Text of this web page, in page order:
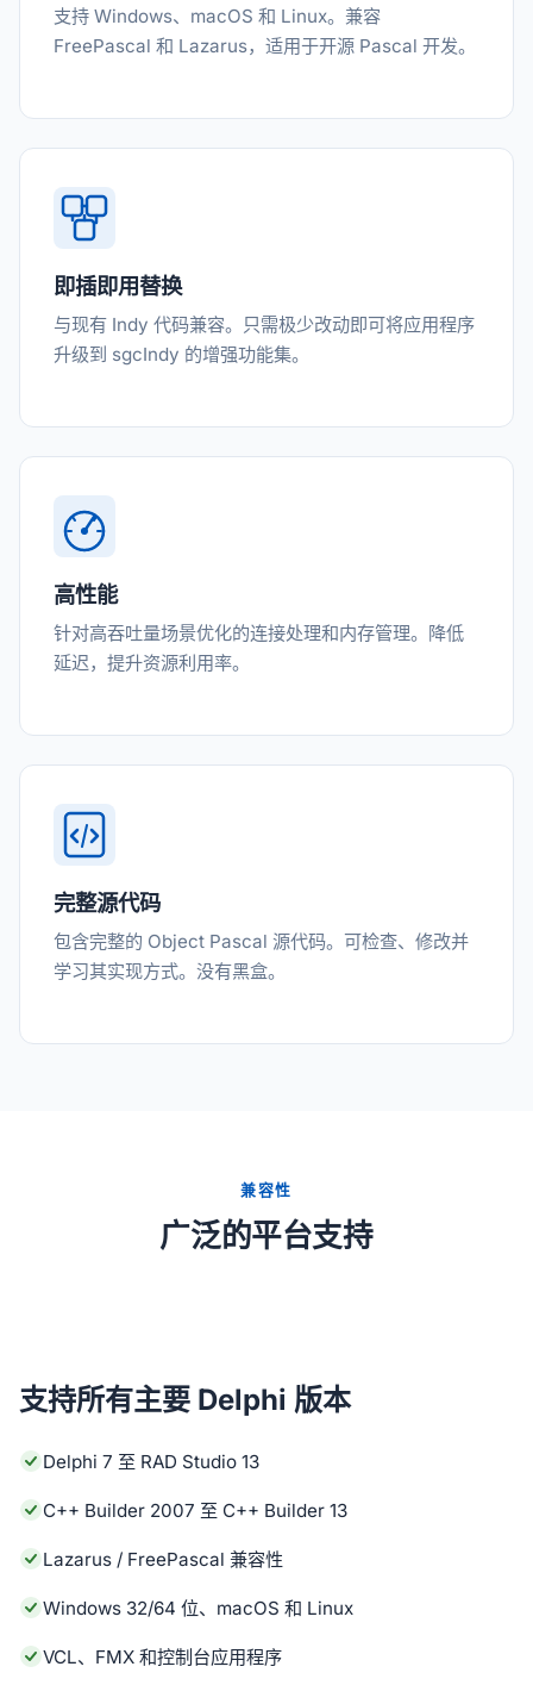
支持 Windows、macOS 和 Linux。兼容
FreePascal 和 Lazarus，适用于开源 Pascal 开发。
即插即用替换
与现有 Indy 代码兼容。只需极少改动即可将应用程序
升级到 sgcIndy 的增强功能集。
高性能
针对高吞吐量场景优化的连接处理和内存管理。降低
延迟，提升资源利用率。
完整源代码
包含完整的 Object Pascal 源代码。可检查、修改并
学习其实现方式。没有黑盒。
兼容性
广泛的平台支持
支持所有主要 Delphi 版本
Delphi 7 至 RAD Studio 13
C++ Builder 2007 至 C++ Builder 13
Lazarus / FreePascal 兼容性
Windows 32/64 位、macOS 和 Linux
VCL、FMX 和控制台应用程序